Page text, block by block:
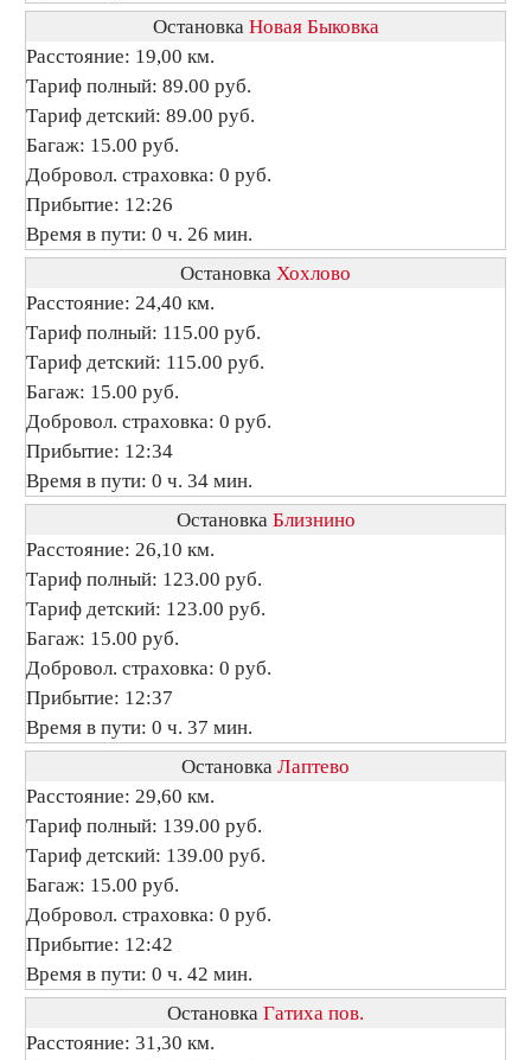
Остановка Новая Быковка
Расстояние: 19,00 км.
Тариф полный: 89.00 руб.
Тариф детский: 89.00 руб.
Багаж: 15.00 руб.
Добровол. страховка: 0 руб.
Прибытие: 12:26
Время в пути: 0 ч. 26 мин.
Остановка Хохлово
Расстояние: 24,40 км.
Тариф полный: 115.00 руб.
Тариф детский: 115.00 руб.
Багаж: 15.00 руб.
Добровол. страховка: 0 руб.
Прибытие: 12:34
Время в пути: 0 ч. 34 мин.
Остановка Близнино
Расстояние: 26,10 км.
Тариф полный: 123.00 руб.
Тариф детский: 123.00 руб.
Багаж: 15.00 руб.
Добровол. страховка: 0 руб.
Прибытие: 12:37
Время в пути: 0 ч. 37 мин.
Остановка Лаптево
Расстояние: 29,60 км.
Тариф полный: 139.00 руб.
Тариф детский: 139.00 руб.
Багаж: 15.00 руб.
Добровол. страховка: 0 руб.
Прибытие: 12:42
Время в пути: 0 ч. 42 мин.
Остановка Гатиха пов.
Расстояние: 31,30 км.